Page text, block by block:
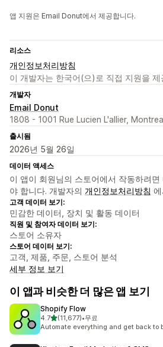
앱 지원은 Email Donut에서 제공합니다.
리소스
개인정보처리방침
이 개발자는 한국어(으)로 직접 지원을 제
개발자
Email Donut
1808 - 1001 Rue Lucien L'allier,
출시됨
2026년 5월 26일
데이터 액세스
이 앱이 회원님의 스토어에서 작동하려
야 합니다. 개발자의 개인정보처리방침
고객 데이터 보기:
민감한 데이터, 장치 및 활동 데이터
직원 및 참여자 데이터 보기:
스토어 소유자
스토어 데이터 보기:
고객, 제품, 주문, 스토어 분석
세부 정보 보기
이 앱과 비슷한 더 많은 앱 보기
Shopify Flow
4.7별 5개 중
(11,677)
총 리뷰 11677개
•무료
Automate everything and get back to